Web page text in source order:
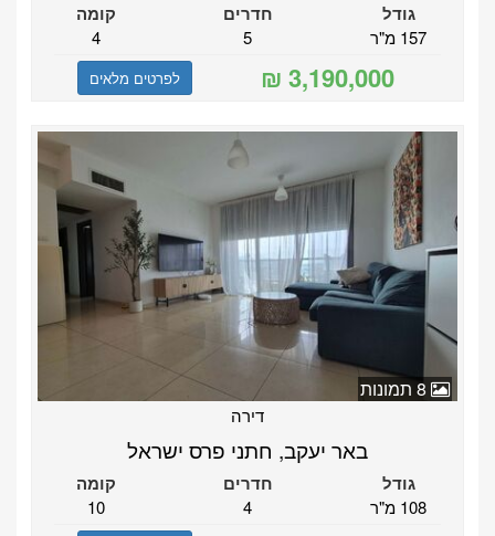
גודל
157 מ"ר
חדרים
5
קומה
4
לפרטים מלאים
דירה
באר יעקב, חתני פרס ישראל
גודל
108 מ"ר
חדרים
4
קומה
10